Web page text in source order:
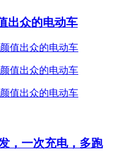
出众的电动车
，一次充电，多跑